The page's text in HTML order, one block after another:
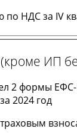
по НДС за IV
ИП
2 формы
2024 год